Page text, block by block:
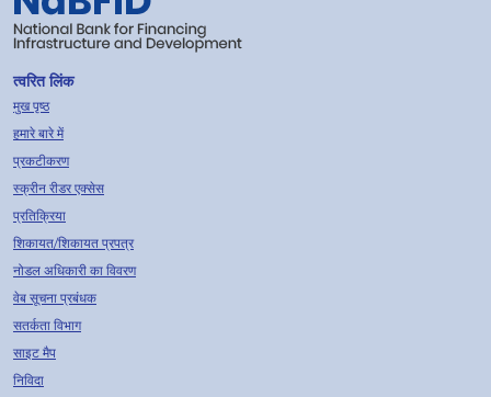
त्वरित लिंक
मुख पृष्ठ
हमारे बारे में
प्रकटीकरण
स्क्रीन रीडर एक्सेस
प्रतिक्रिया
शिकायत/शिकायत प्रपत्र
नोडल अधिकारी का विवरण
वेब सूचना प्रबंधक
सतर्कता विभाग
साइट मैप
निविदा